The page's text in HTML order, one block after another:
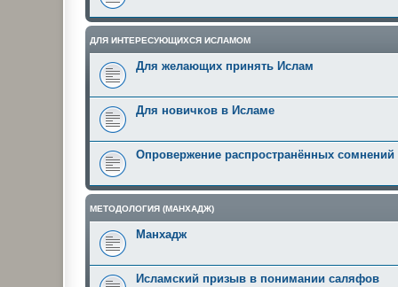
ДЛЯ ИНТЕРЕСУЮЩИХСЯ ИСЛАМОМ
Для желающих принять Ислам
Для новичков в Исламе
Опровержение распространённых сомнений
МЕТОДОЛОГИЯ (МАНХАДЖ)
Манхадж
Исламский призыв в понимании саляфов